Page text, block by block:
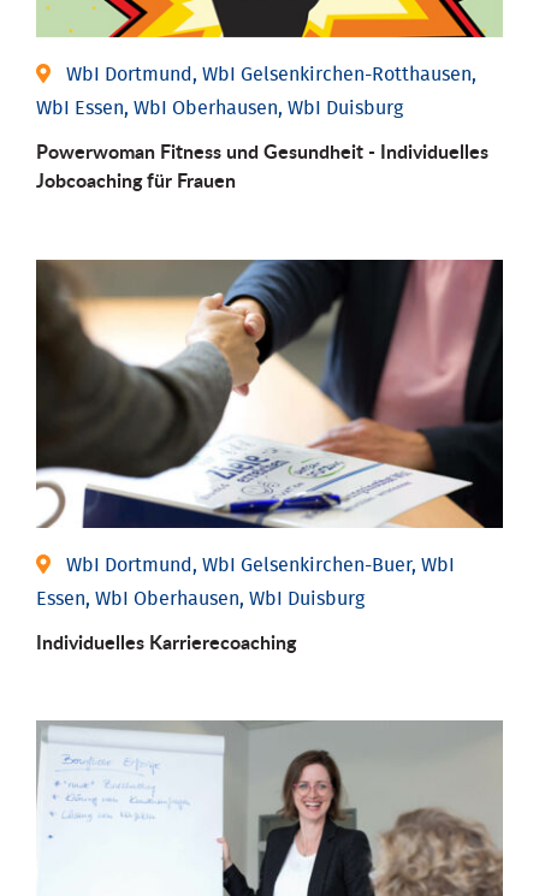
WbI Dortmund, WbI Gelsenkirchen-Rotthausen,
WbI Essen, WbI Oberhausen, WbI Duisburg
Powerwoman Fitness und Gesund­heit - Individu­elles
Job­coaching für Frauen
WbI Dortmund, WbI Gelsenkirchen-Buer, WbI
Essen, WbI Oberhausen, WbI Duisburg
Individu­elles Karrierecoaching